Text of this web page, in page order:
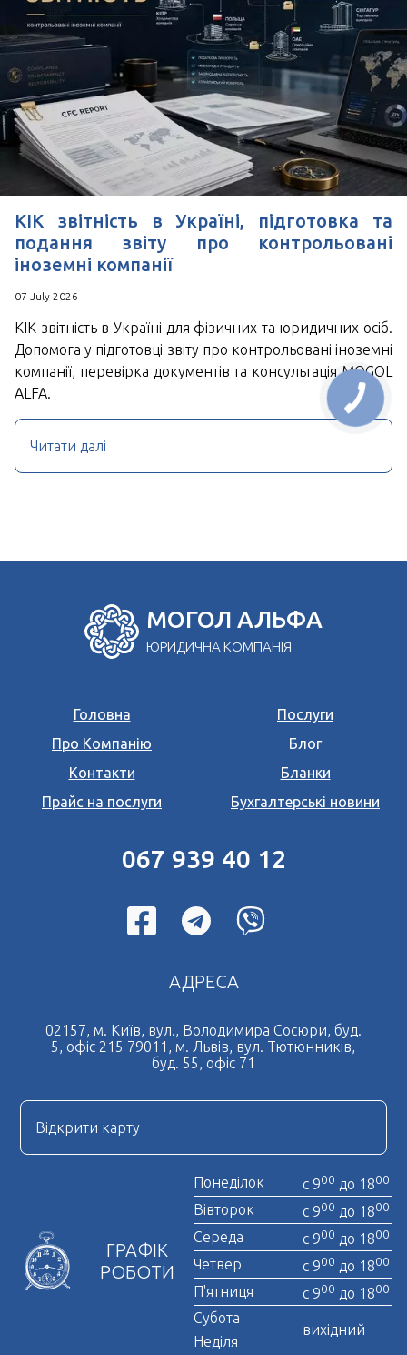
КІК звітність в Україні, підготовка та
подання звіту про контрольовані
іноземні компанії
07 July 2026
КІК звітність в Україні для фізичних та юридичних осіб.
Допомога у підготовці звіту про контрольовані іноземні
компанії, перевірка документів та консультація MOGOL
ALFA.
Читати далі
МОГОЛ АЛЬФА
ЮРИДИЧНА КОМПАНІЯ
Головна
Послуги
Про Компанію
Блог
Контакти
Бланки
Прайс на послуги
Бухгалтерські новини
067 939 40 12
АДРЕСА
02157, м. Київ, вул., Володимира Сосюри, буд.
5, офіс 215 79011, м. Львів, вул. Тютюнників,
буд. 55, офіс 71
Відкрити карту
ГРАФІК
РОБОТИ
Понеділок с 900 до 1800
Вівторок с 900 до 1800
Середа с 900 до 1800
Четвер с 900 до 1800
П'ятниця с 900 до 1800
Субота
вихідний
Неділя